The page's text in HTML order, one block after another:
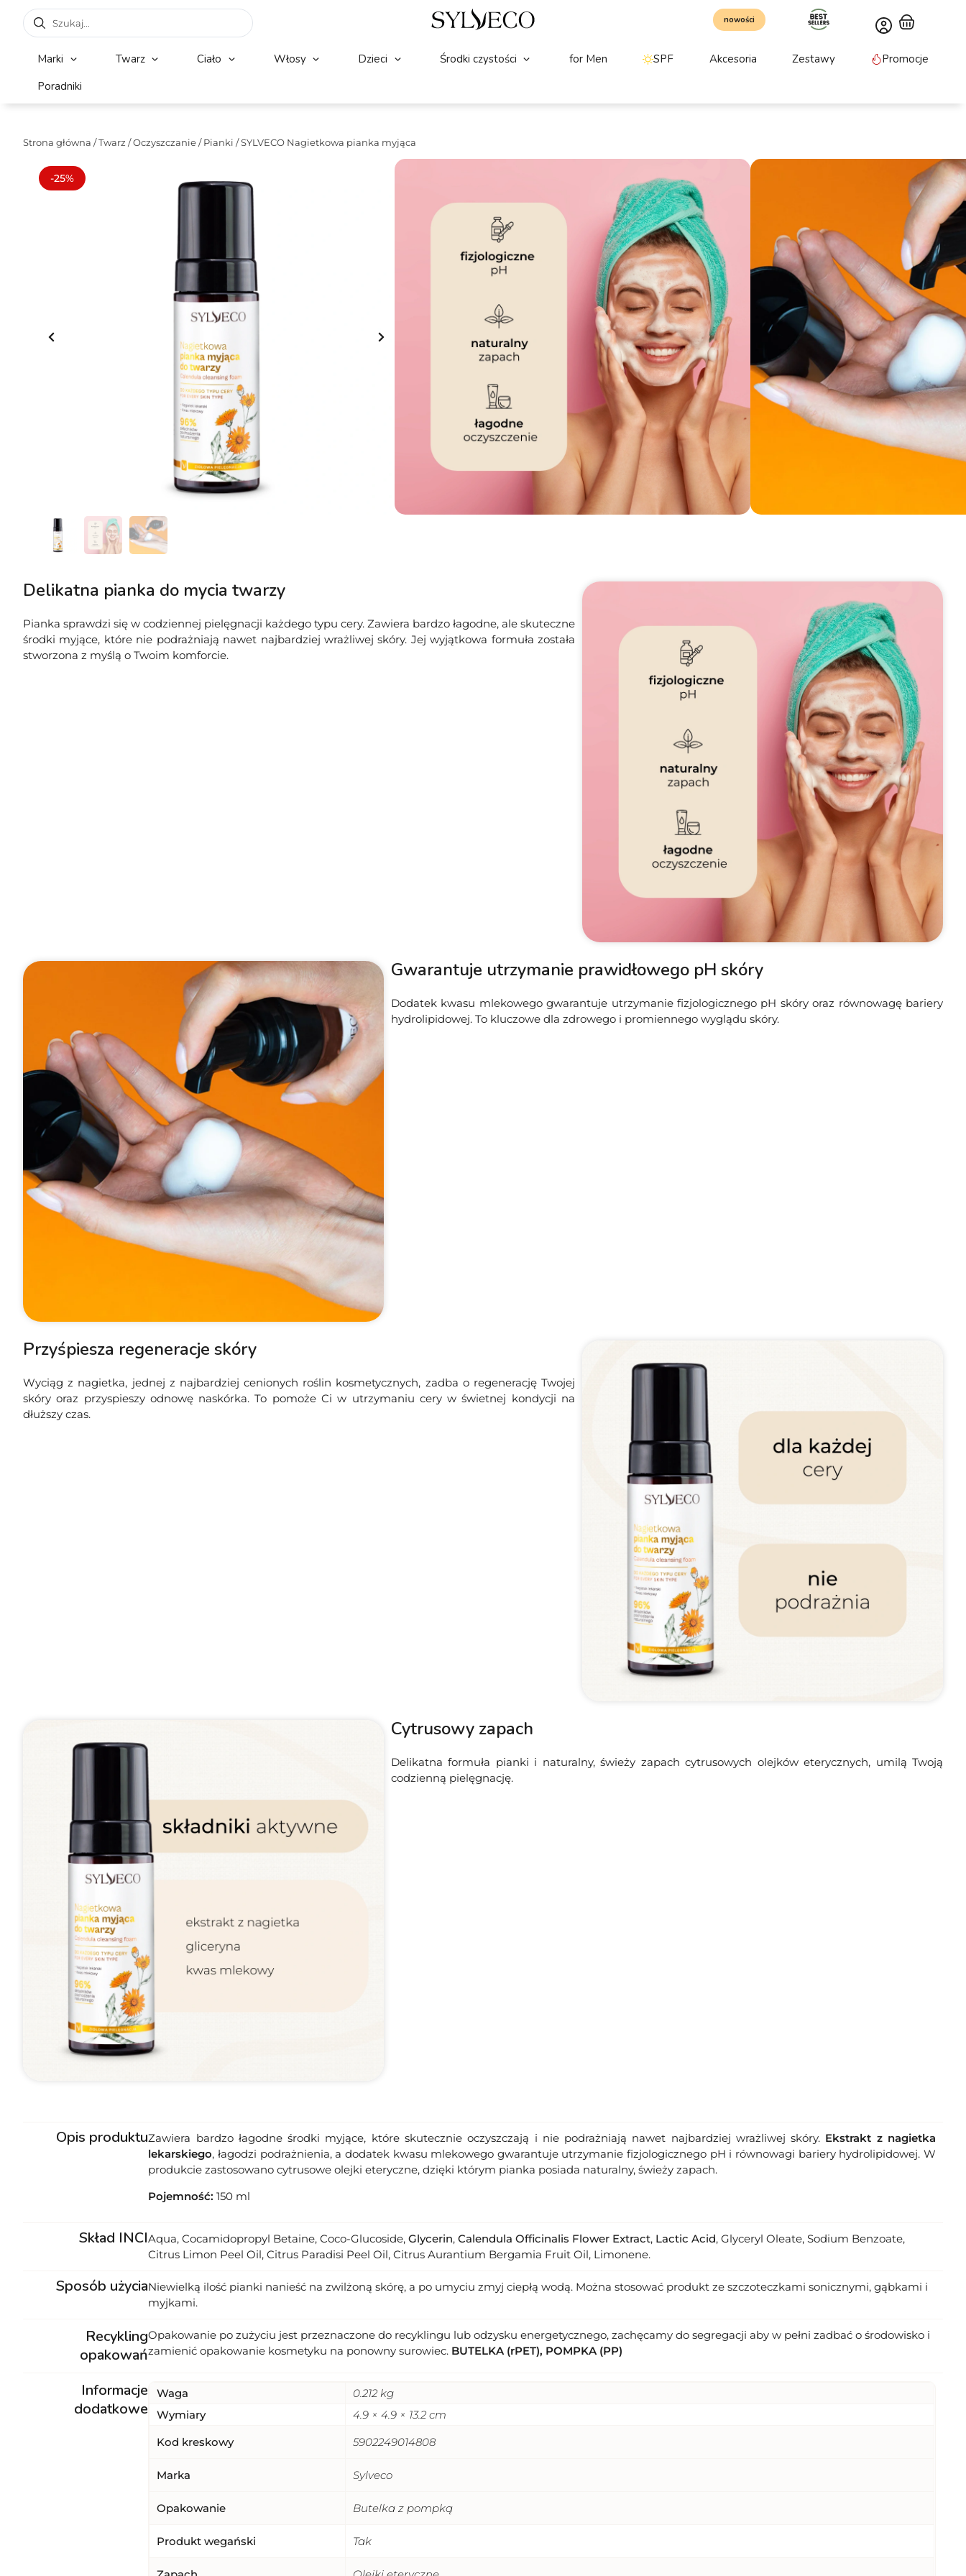
nowości
Marki Twarz Ciało Włosy Dzieci Środki czystości for Men SPF Akcesoria Zestawy
Promocje
Poradniki
Strona główna /Twarz /Oczyszczanie/Pianki / SYLVECO Nagietkowa pianka myjąca
-25%
SYLVECO Nagietkowa pianka myjąca
Pianka do mycia twarzy z nagietkiem przeznaczona do codziennej pielęgnacji każdego typu
cery. Zawiera łagodne, ale skuteczne środki myjące. Nie powoduje podrażnień i gwarantuje
utrzymanie fizjologicznego pH skóry.
Pojemność:150ml
Ekstrakt z nagietka, Gliceryna, Kwas mlekowy
Zł 25.49
Najniższa cena z 30 dni przed wprowadzeniem promocji:33.99 zł
Na stanie
Dodaj do koszyka
Darmowa dostawa
Delikatna pianka do mycia twarzy
Pianka sprawdzi się w codziennej pielęgnacji każdego typu cery. Zawiera bardzo łagodne, ale skuteczne
środki myjące, które nie podrażniają nawet najbardziej wrażliwej skóry. Jej wyjątkowa formuła została
stworzona z myślą o Twoim komforcie.
Gwarantuje utrzymanie prawidłowego pH skóry
Dodatek kwasu mlekowego gwarantuje utrzymanie fizjologicznego pH skóry oraz równowagę bariery
hydrolipidowej. To kluczowe dla zdrowego i promiennego wyglądu skóry.
Przyśpiesza regeneracje skóry
Wyciąg z nagietka, jednej z najbardziej cenionych roślin kosmetycznych, zadba o regenerację Twojej
skóry oraz przyspieszy odnowę naskórka. To pomoże Ci w utrzymaniu cery w świetnej kondycji na
dłuższy czas.
Cytrusowy zapach
Delikatna formuła pianki i naturalny, świeży zapach cytrusowych olejków eterycznych, umilą Twoją
codzienną pielęgnację.
Opis produktuZawiera bardzo łagodne środki myjące, które skutecznie oczyszczają i nie podrażniają nawet najbardziej wrażliwej skóry. Ekstrakt z nagietka
lekarskiego, łagodzi podrażnienia, a dodatek kwasu mlekowego gwarantuje utrzymanie fizjologicznego pH i równowagi bariery hydrolipidowej. W
produkcie zastosowano cytrusowe olejki eteryczne, dzięki którym pianka posiada naturalny, świeży zapach.
Pojemność: 150 ml
Skład INCIAqua, Cocamidopropyl Betaine, Coco-Glucoside,Glycerin,Calendula Officinalis Flower Extract, Lactic Acid, Glyceryl Oleate, Sodium Benzoate,
Citrus Limon Peel Oil, Citrus Paradisi Peel Oil, Citrus Aurantium Bergamia Fruit Oil, Limonene.
Sposób użyciaNiewielką ilość pianki nanieść na zwilżoną skórę, a po umyciu zmyj ciepłą wodą. Można stosować produkt ze szczoteczkami sonicznymi, gąbkami i
myjkami.
Recykling
opakowań
Opakowanie po zużyciu jest przeznaczone do recyklingu lub odzysku energetycznego, zachęcamy do segregacji aby w pełni zadbać o środowisko i
zamienić opakowanie kosmetyku na ponowny surowiec. BUTELKA (rPET), POMPKA (PP)
Informacje
dodatkowe
Waga
0.212 kg
Wymiary
4.9 × 4.9 × 13.2 cm
Kod kreskowy
5902249014808
Marka Sylveco
Opakowanie Butelka z pompką
Produkt wegański Tak